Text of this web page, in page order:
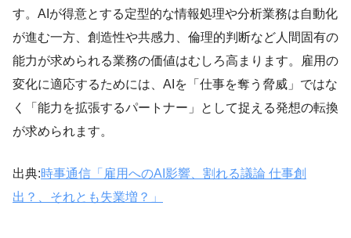
す。AIが得意とする定型的な情報処理や分析業務は自動化
が進む一方、創造性や共感力、倫理的判断など人間固有の
能力が求められる業務の価値はむしろ高まります。雇用の
変化に適応するためには、AIを「仕事を奪う脅威」ではな
く「能力を拡張するパートナー」として捉える発想の転換
が求められます。
出典:時事通信「雇用へのAI影響、割れる議論 仕事創
出？、それとも失業増？」